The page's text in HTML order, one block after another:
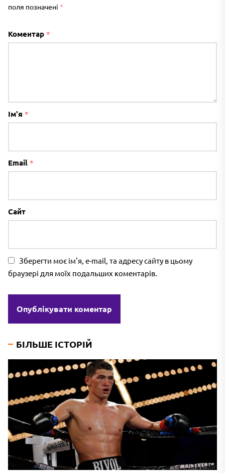
поля позначені *
Коментар *
Ім'я *
Email *
Сайт
Зберегти моє ім'я, e-mail, та адресу сайту в цьому
браузері для моїх подальших коментарів.
БІЛЬШЕ ІСТОРІЙ